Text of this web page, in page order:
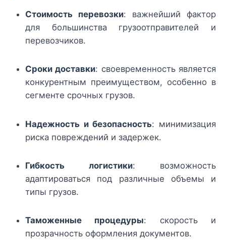
Стоимость перевозки: важнейший фактор
для большинства грузоотправителей и
перевозчиков.
Сроки доставки: своевременность является
конкурентным преимуществом, особенно в
сегменте срочных грузов.
Надежность и безопасность: минимизация
риска повреждений и задержек.
Гибкость логистики: возможность
адаптироваться под различные объемы и
типы грузов.
Таможенные процедуры: скорость и
прозрачность оформления документов.